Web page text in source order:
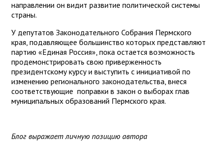
направлении он видит развитие политической системы
страны.
У депутатов Законодательного Собрания Пермского
края, подавляющее большинство которых представляют
партию «Единая Россия», пока остается возможность
продемонстрировать свою приверженность
президентскому курсу и выступить с инициативой по
изменению регионального законодательства, внеся
соответствующие поправки в закон о выборах глав
муниципальных образований Пермского края.
Блог выражает личную позицию автора